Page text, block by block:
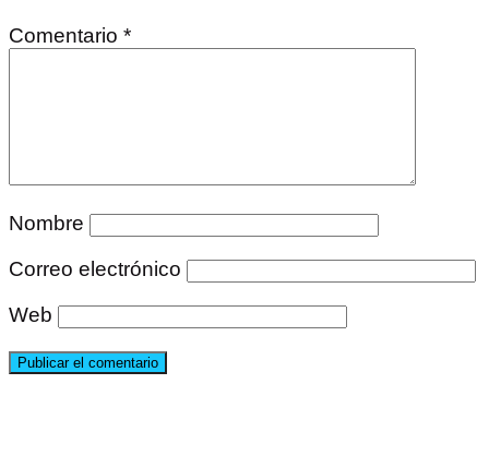
Comentario *
Nombre
Correo electrónico
Web